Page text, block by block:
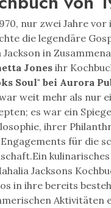
nur zwei Jahre vor
die legendäre
Jackson in
Jonesihr
Soul" bei Aurora
weit mehr als nur
es war ein
ihrer
für die
Jacksons
in ihre bereits
Aktivitäten